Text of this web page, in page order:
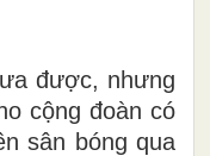
được, nhưng
cộng đoàn có
sân bóng qua